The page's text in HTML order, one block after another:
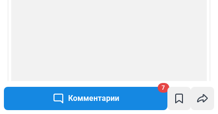
Комментарии
7